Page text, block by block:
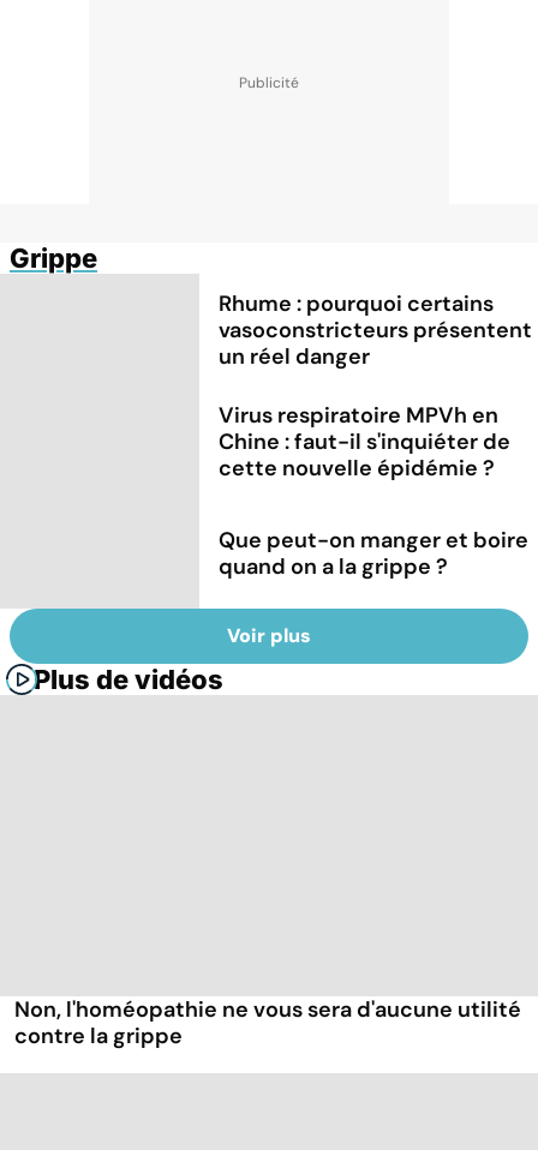
Grippe
Rhume : pourquoi certains
vasoconstricteurs présentent
un réel danger
Virus respiratoire MPVh en
Chine : faut-il s'inquiéter de
cette nouvelle épidémie ?
Que peut-on manger et boire
quand on a la grippe ?
Voir plus
Plus de vidéos
Non, l'homéopathie ne vous sera d'aucune utilité
contre la grippe